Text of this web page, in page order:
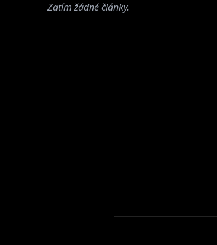
Zatím žádné články.